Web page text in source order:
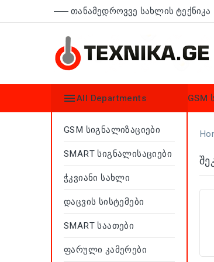
Თანამედროვვე Სახლის Ტექნიკა
GSM
All Departments
GSM Სიგნალიზაციები
SMART Სიგნალისაციები
Ჭკვიანი Სახლი
Დაცვის Სისტემები
SMART Საათები
Ფარული Კამერები